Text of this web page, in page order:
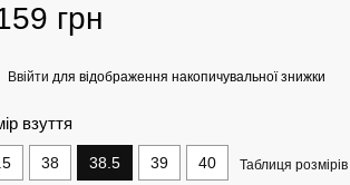
грн
Ввійти для відображення накопичувальної знижки
взуття
38 38.5 39 40 Таблиця розмірів